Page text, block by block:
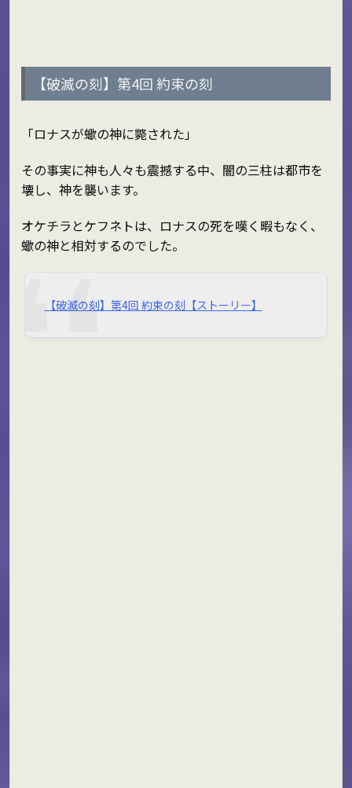
【破滅の刻】第4回 約束の刻
「ロナスが蠍の神に斃された」
その事実に神も人々も震撼する中、闇の三柱は都市を
壊し、神を襲います。
オケチラとケフネトは、ロナスの死を嘆く暇もなく、
蠍の神と相対するのでした。
【破滅の刻】第4回 約束の刻【ストーリー】